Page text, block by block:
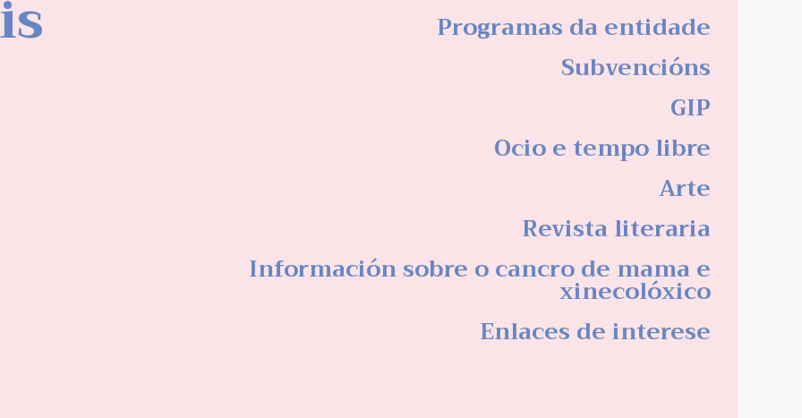
Programas da entidade
Subvencións
GIP
Ocio e tempo libre
Arte
Revista literaria
Información sobre o cancro de mama e
xinecolóxico
Enlaces de interese